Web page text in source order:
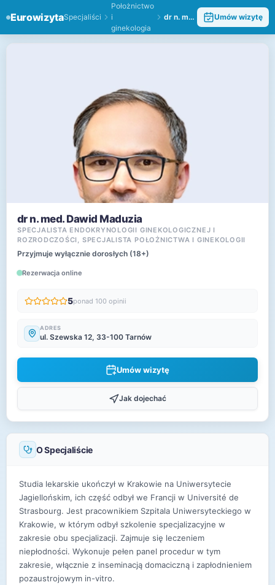
EurowizytaSpecjaliści
Położnictwo
i
ginekologia
dr n. med. Dawid Maduzia Umów wizytę
dr n. med. Dawid Maduzia
SPECJALISTA ENDOKRYNOLOGII GINEKOLOGICZNEJ I
ROZRODCZOŚCI, SPECJALISTA POŁOŻNICTWA I GINEKOLOGII
Przyjmuje wyłącznie dorosłych (18+)
Rezerwacja online
5ponad 100 opinii
ADRES
ul. Szewska 12, 33-100 Tarnów
Umów wizytę
Jak dojechać
O Specjaliście
Studia lekarskie ukończył w Krakowie na Uniwersytecie
Jagiellońskim, ich część odbył we Francji w Université de
Strasbourg. Jest pracownikiem Szpitala Uniwersyteckiego w
Krakowie, w którym odbył szkolenie specjalizacyjne w
zakresie obu specjalizacji. Zajmuje się leczeniem
niepłodności. Wykonuje pełen panel procedur w tym
zakresie, włącznie z inseminacją domaciczną i zapłodnieniem
pozaustrojowym in-vitro.